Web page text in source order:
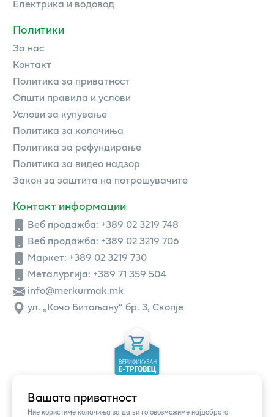
Вашата приватност
Ние користиме колачиња за да ви го овозможиме најдоброто
Електрика и водовод
Политики
За нас
Контакт
Политика за приватност
Општи правила и услови
Услови за купување
Политика за колачиња
Политика за рефундирање
Политика за видео надзор
Закон за заштита на потрошувачите
Контакт информации
Веб продажба: +389 02 3219 748
Веб продажба: +389 02 3219 706
Маркет: +389 02 3219 730
Металургија: +389 71 359 504
info@merkurmak.mk
ул. „Кочо Битољану“ бр. 3, Скопје